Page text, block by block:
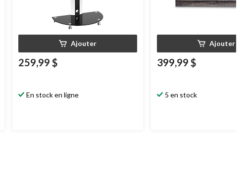
Ajouter
259,99 $
En stock en ligne
Ajouter
399,99 $
5 en stock